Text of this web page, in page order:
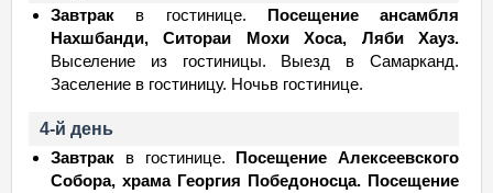
Завтрак в гостинице. Посещение ансамбля
Нахшбанди, Ситораи Мохи Хоса, Ляби Хауз.
Выселение из гостиницы. Выезд в Самарканд.
Заселение в гостиницу. Ночьв гостинице.
4-й день
Завтрак в гостинице. Посещение Алексеевского
Собора, храма Георгия Победоносца. Посещение